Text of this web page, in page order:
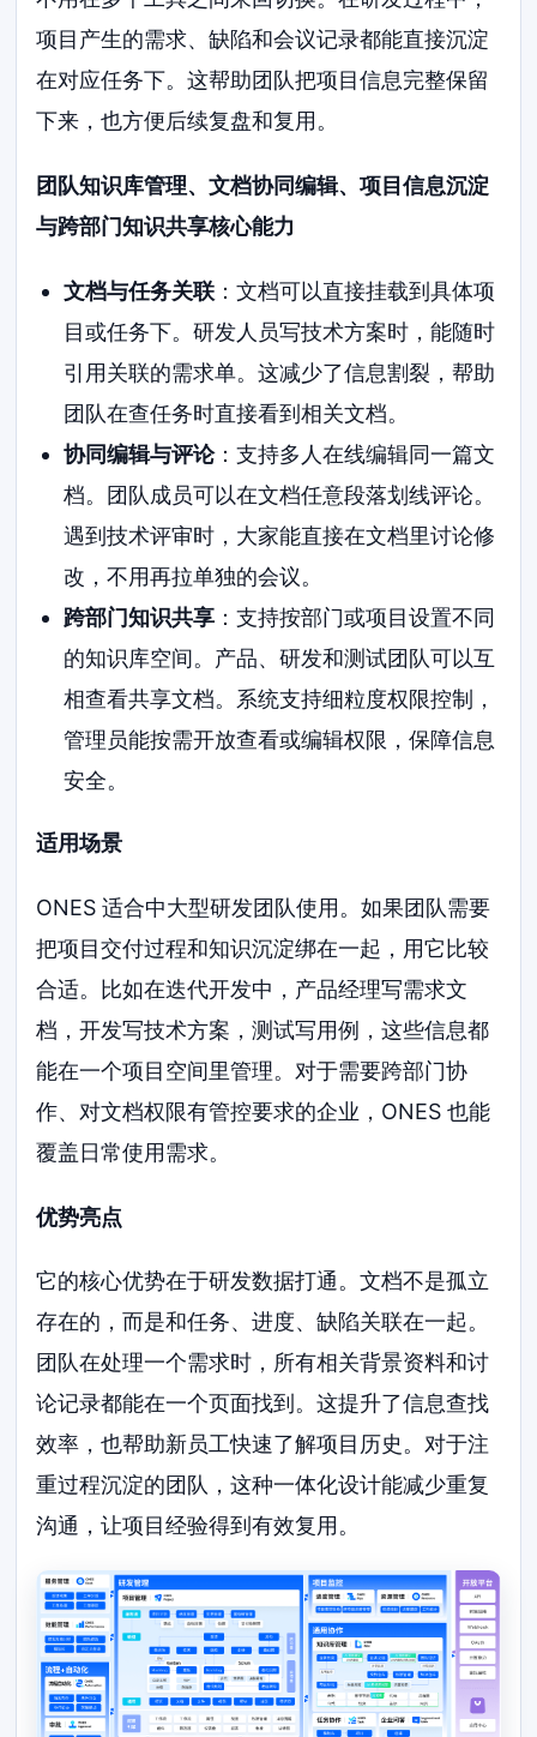
项目产生的需求、缺陷和会议记录都能直接沉淀
在对应任务下。这帮助团队把项目信息完整保留
下来，也方便后续复盘和复用。
团队知识库管理、文档协同编辑、项目信息沉淀
与跨部门知识共享核心能力
文档与任务关联：文档可以直接挂载到具体项
目或任务下。研发人员写技术方案时，能随时
引用关联的需求单。这减少了信息割裂，帮助
团队在查任务时直接看到相关文档。
协同编辑与评论：支持多人在线编辑同一篇文
档。团队成员可以在文档任意段落划线评论。
遇到技术评审时，大家能直接在文档里讨论修
改，不用再拉单独的会议。
跨部门知识共享：支持按部门或项目设置不同
的知识库空间。产品、研发和测试团队可以互
相查看共享文档。系统支持细粒度权限控制，
管理员能按需开放查看或编辑权限，保障信息
安全。
适用场景
ONES 适合中大型研发团队使用。如果团队需要
把项目交付过程和知识沉淀绑在一起，用它比较
合适。比如在迭代开发中，产品经理写需求文
档，开发写技术方案，测试写用例，这些信息都
能在一个项目空间里管理。对于需要跨部门协
作、对文档权限有管控要求的企业，ONES 也能
覆盖日常使用需求。
优势亮点
它的核心优势在于研发数据打通。文档不是孤立
存在的，而是和任务、进度、缺陷关联在一起。
团队在处理一个需求时，所有相关背景资料和讨
论记录都能在一个页面找到。这提升了信息查找
效率，也帮助新员工快速了解项目历史。对于注
重过程沉淀的团队，这种一体化设计能减少重复
沟通，让项目经验得到有效复用。